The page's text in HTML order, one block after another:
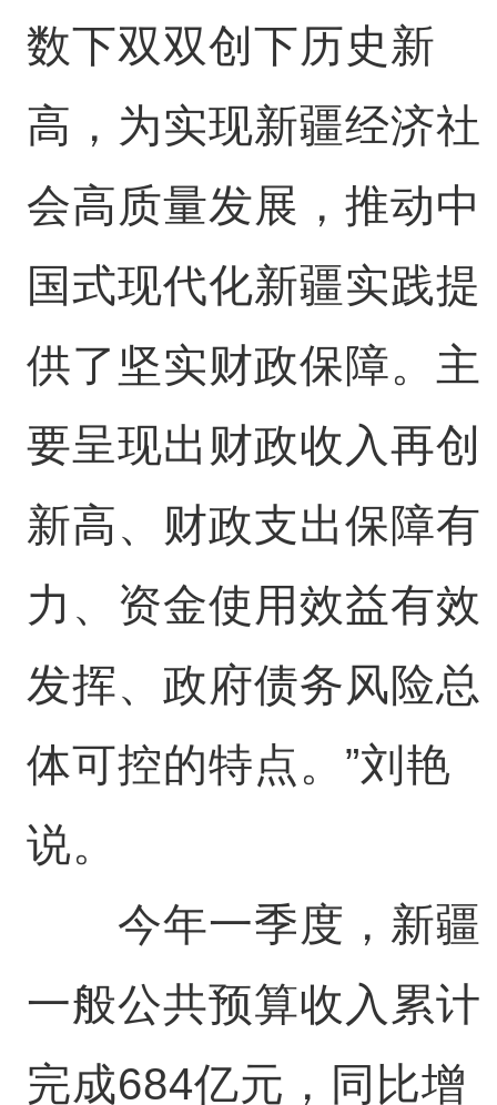
数下双双创下历史新
高，为实现新疆经济社
会高质量发展，推动中
国式现代化新疆实践提
供了坚实财政保障。主
要呈现出财政收入再创
新高、财政支出保障有
力、资金使用效益有效
发挥、政府债务风险总
体可控的特点。”刘艳
说。
今年一季度，新疆
一般公共预算收入累计
完成684亿元，同比增